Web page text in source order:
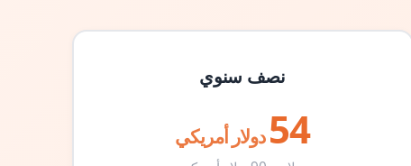
نصف سنوي
54 دولار أمريكي